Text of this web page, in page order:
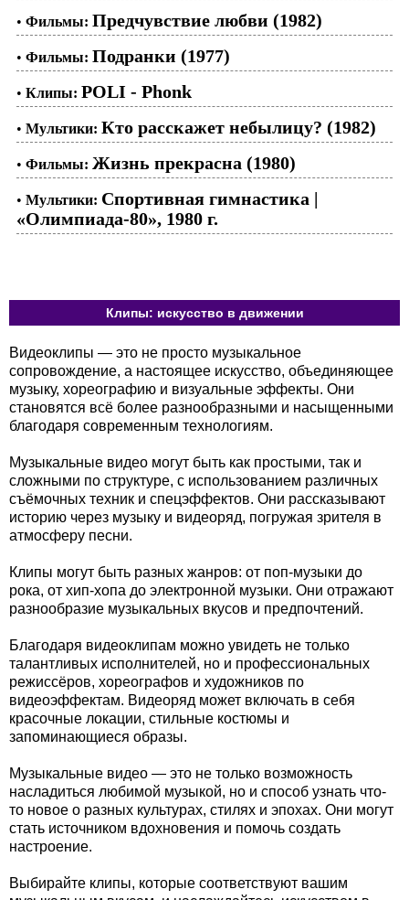
• Фильмы: Предчувствие любви (1982)
• Фильмы: Подранки (1977)
• Клипы: POLI - Phonk
• Мультики: Кто расскажет небылицу? (1982)
• Фильмы: Жизнь прекрасна (1980)
• Мультики: Спортивная гимнастика |
«Олимпиада-80», 1980 г.
Клипы: искусство в движении
Видеоклипы — это не просто музыкальное
сопровождение, а настоящее искусство, объединяющее
музыку, хореографию и визуальные эффекты. Они
становятся всё более разнообразными и насыщенными
благодаря современным технологиям.
Музыкальные видео могут быть как простыми, так и
сложными по структуре, с использованием различных
съёмочных техник и спецэффектов. Они рассказывают
историю через музыку и видеоряд, погружая зрителя в
атмосферу песни.
Клипы могут быть разных жанров: от поп-музыки до
рока, от хип-хопа до электронной музыки. Они отражают
разнообразие музыкальных вкусов и предпочтений.
Благодаря видеоклипам можно увидеть не только
талантливых исполнителей, но и профессиональных
режиссёров, хореографов и художников по
видеоэффектам. Видеоряд может включать в себя
красочные локации, стильные костюмы и
запоминающиеся образы.
Музыкальные видео — это не только возможность
насладиться любимой музыкой, но и способ узнать что-
то новое о разных культурах, стилях и эпохах. Они могут
стать источником вдохновения и помочь создать
настроение.
Выбирайте клипы, которые соответствуют вашим